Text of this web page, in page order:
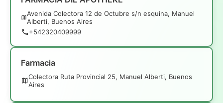
Avenida Colectora 12 de Octubre s/n esquina, Manuel
Alberti, Buenos Aires
+542320409999
Farmacia
Colectora Ruta Provincial 25, Manuel Alberti, Buenos
Aires